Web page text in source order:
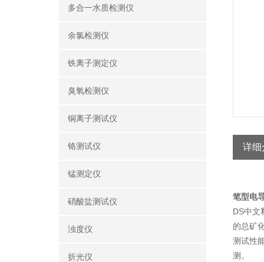
多合一水质检测仪
余氯检测仪
铁离子测定仪
臭氧检测仪
铜离子测试仪
铬测试仪
锰测定仪
硝酸盐测试仪
浊度仪
折光仪
详细
笔型电
DS中文
的总矿
测试性
测。